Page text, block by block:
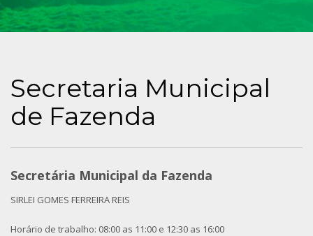
Secretaria Municipal
de Fazenda
Secretária Municipal da Fazenda
SIRLEI GOMES FERREIRA REIS
Horário de trabalho: 08:00 as 11:00 e 12:30 as 16:00